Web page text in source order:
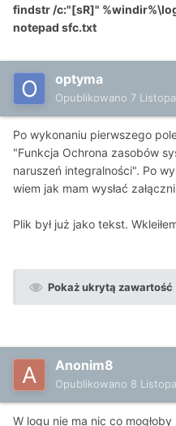
findstr /c:"[sR]"
notepad sfc.txt
optyma
Opublikowano 7
Po wykonaniu pierwszego
"Funkcja Ochrona zasobów
naruszeń integralności". Po
wiem jak mam wysłać
Plik był już jako tekst.
Pokaż ukrytą zawartość
Anonim8
Opublikowano 8
W logu nie ma nic co